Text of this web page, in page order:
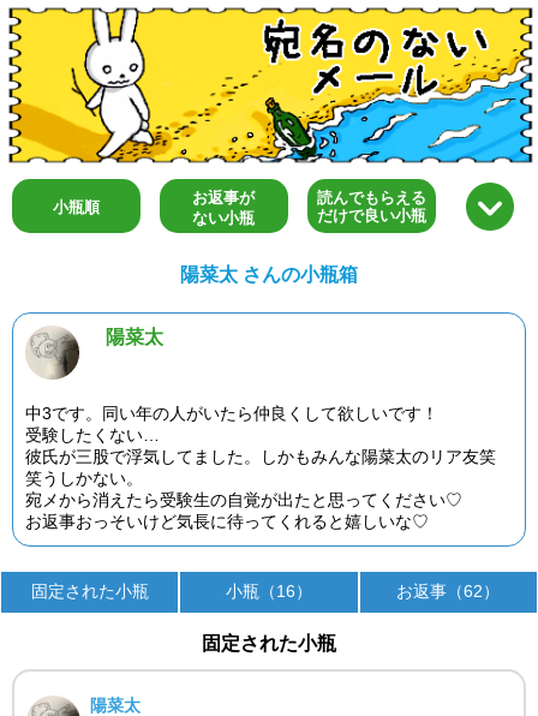
小瓶順
お返事が
ない小瓶
読んでもらえる
だけで良い小瓶
陽菜太 さんの小瓶箱
陽菜太
中3です。同い年の人がいたら仲良くして欲しいです！
受験したくない…
彼氏が三股で浮気してました。しかもみんな陽菜太のリア友笑
笑うしかない。
宛メから消えたら受験生の自覚が出たと思ってください♡
お返事おっそいけど気長に待ってくれると嬉しいな♡
固定された小瓶 小瓶（16） お返事（62）
固定された小瓶
陽菜太